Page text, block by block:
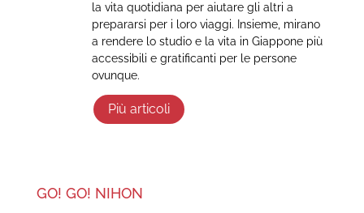
la vita quotidiana per aiutare gli altri a
prepararsi per i loro viaggi. Insieme, mirano
a rendere lo studio e la vita in Giappone più
accessibili e gratificanti per le persone
ovunque.
Più articoli
GO! GO! NIHON